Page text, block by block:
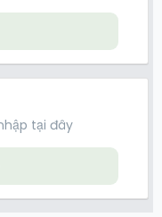
tại đây